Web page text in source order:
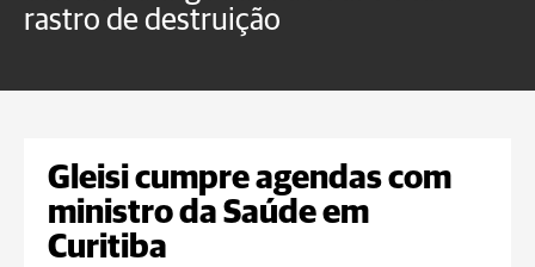
rastro de destruição
Gleisi cumpre agendas com
ministro da Saúde em
Curitiba